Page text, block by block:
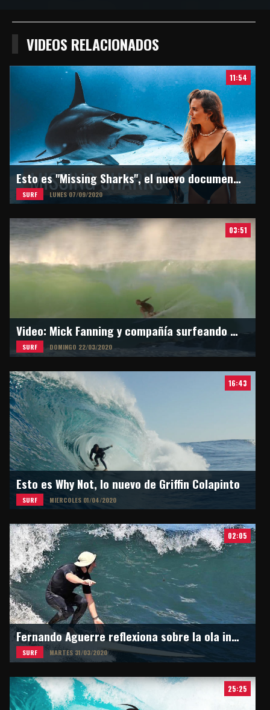
VIDEOS RELACIONADOS
11:54
Esto es "Missing Sharks", el nuevo documental de Martina Alvarez
SURF LUNES 07/09/2020
03:51
Video: Mick Fanning y compañía surfeando en Snapper Rocks
SURF DOMINGO 22/03/2020
16:43
Esto es Why Not, lo nuevo de Griffin Colapinto
SURF MIERCOLES 01/04/2020
02:05
Fernando Aguerre reflexiona sobre la ola inesperada
SURF MARTES 31/03/2020
25:25